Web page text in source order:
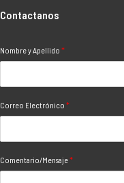
Contactanos
Nombre y Apellido *
Correo Electrónico *
Comentario/Mensaje*